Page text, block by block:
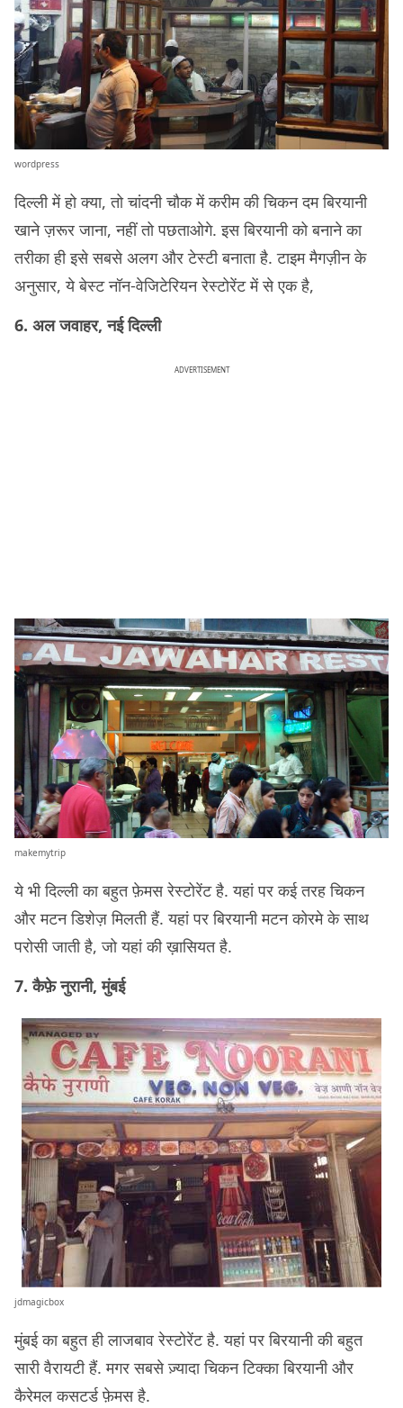
wordpress
दिल्ली में हो क्या, तो चांदनी चौक में करीम की चिकन दम बिरयानी
खाने ज़रूर जाना, नहीं तो पछताओगे. इस बिरयानी को बनाने का
तरीका ही इसे सबसे अलग और टेस्टी बनाता है. टाइम मैगज़ीन के
अनुसार, ये बेस्ट नॉन-वेजिटेरियन रेस्टोरेंट में से एक है,
6. अल जवाहर, नई दिल्ली
ADVERTISEMENT
makemytrip
ये भी दिल्ली का बहुत फ़ेमस रेस्टोरेंट है. यहां पर कई तरह चिकन
और मटन डिशेज़ मिलती हैं. यहां पर बिरयानी मटन कोरमे के साथ
परोसी जाती है, जो यहां की ख़ासियत है.
7. कैफ़े नुरानी, मुंबई
jdmagicbox
मुंबई का बहुत ही लाजबाव रेस्टोरेंट है. यहां पर बिरयानी की बहुत
सारी वैरायटी हैं. मगर सबसे ज़्यादा चिकन टिक्का बिरयानी और
कैरेमल कसटर्ड फ़ेमस है.